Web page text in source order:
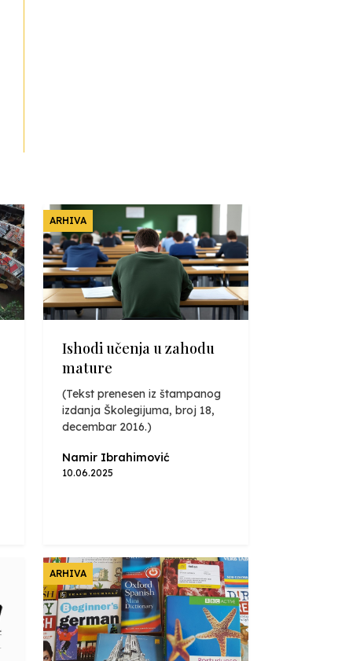
ARHIVA
Ishodi učenja u zahodu
mature
(Tekst prenesen iz štampanog
izdanja Školegijuma, broj 18,
decembar 2016.)
Namir Ibrahimović
10.06.2025
ARHIVA